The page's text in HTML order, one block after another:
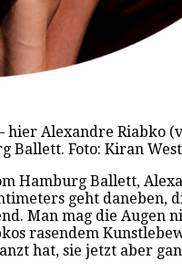
hier Alexandre Riabko
Ballett. Foto: Kiran West
Hamburg Ballett,
geht daneben,
Man mag die
rasendem
hat, sie jetzt aber